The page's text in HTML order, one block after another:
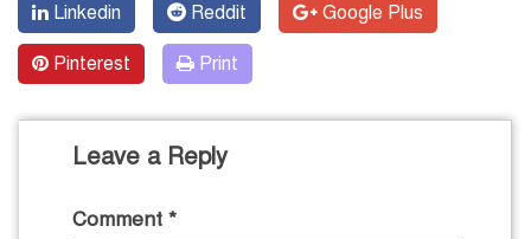
Linkedin Reddit Google Plus
Pinterest Print
Leave a Reply
Comment *